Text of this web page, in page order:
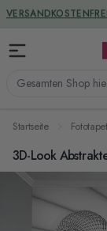
Zum Inhalt springen
Gesamten Shop
GREENGUARD
Startseite
3D-Look